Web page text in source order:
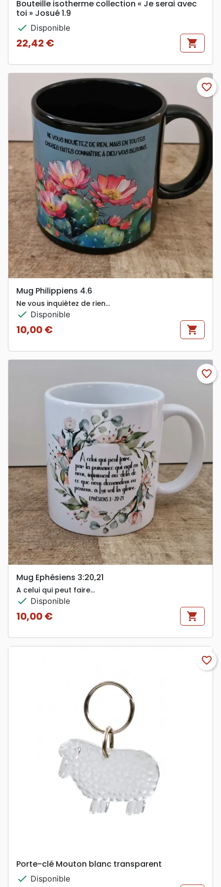
Bouteille isotherme collection « Je serai avec
toi » Josué 1.9
check Disponible
Prix
22,42 € shopping_cart
favorite_border
Mug Philippiens 4.6
Ne vous inquiètez de rien…
check Disponible
Prix
10,00 € shopping_cart
favorite_border
Mug Ephésiens 3:20,21
A celui qui peut faire…
check Disponible
Prix
10,00 € shopping_cart
favorite_border
Porte-clé Mouton blanc transparent
check Disponible